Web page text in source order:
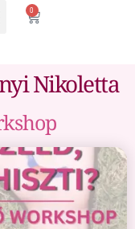
0
Nikoletta